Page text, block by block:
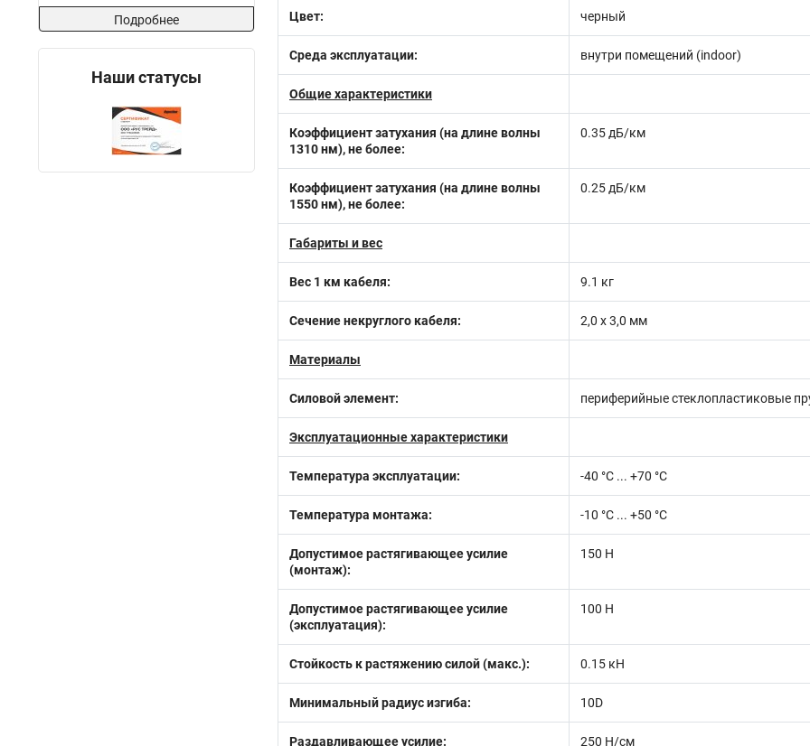
Подробнее
Наши статусы
Цвет: черный
Среда эксплуатации: внутри помещений (indoor)
Общие характеристики
Коэффициент затухания (на длине волны
1310 нм), не более:
0.35 дБ/км
Коэффициент затухания (на длине волны
1550 нм), не более:
0.25 дБ/км
Габариты и вес
Вес 1 км кабеля: 9.1 кг
Сечение некруглого кабеля: 2,0 х 3,0 мм
Материалы
Силовой элемент: периферийные стеклопластиковые
Эксплуатационные характеристики
Температура эксплуатации: -40 °C ... +70 °C
Температура монтажа: -10 °С ... +50 °С
Допустимое растягивающее усилие
(монтаж):
150 Н
Допустимое растягивающее усилие
(эксплуатация):
100 Н
Стойкость к растяжению силой (макс.): 0.15 кН
Минимальный радиус изгиба: 10D
Раздавливающее усилие: 250 Н/см